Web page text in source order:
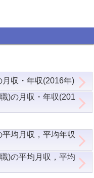
収・年収(2016年)
)の月収・年収(201
均月収，平均年収
)の平均月収，平均